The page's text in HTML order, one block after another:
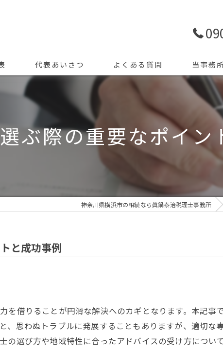
代表あいさつ よくある質問 当事務
生前贈与
精算課税
ぶ際の重要なポイン
神奈川県横浜市の相続なら眞鍋泰治税理士事務所
と成功事例
を借りることが円滑な解決へのカギとなります。本記事
、思わぬトラブルに発展することもありますが、適切な
選び方や地域特性に合ったアドバイスの受け方について